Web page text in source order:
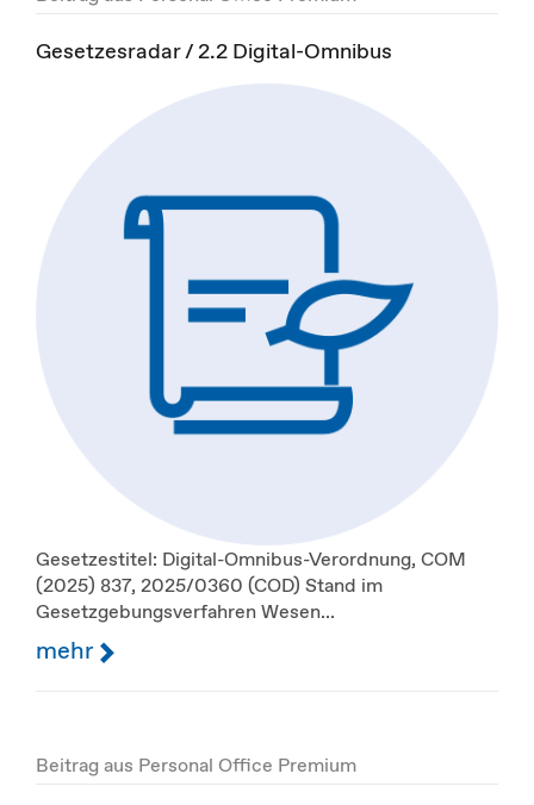
Gesetzesradar / 2.2 Digital-Omnibus
Gesetzestitel: Digital-Omnibus-Verordnung, COM
(2025) 837, 2025/0360 (COD) Stand im
Gesetzgebungsverfahren Wesen...
mehr
Beitrag aus Personal Office Premium